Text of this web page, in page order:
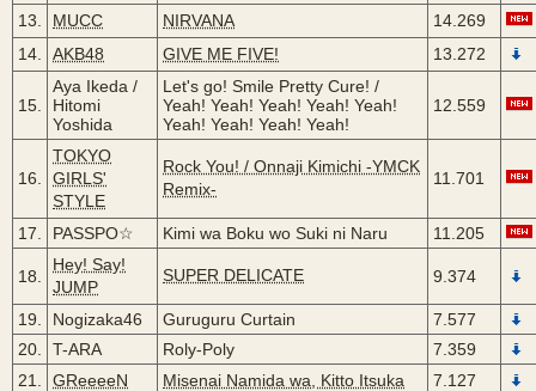
13. MUCC NIRVANA
14.269
14.
AKB48 GIVE ME FIVE! 13.272
15.
Aya Ikeda /
Hitomi
Yoshida
Let's go! Smile Pretty Cure! /
Yeah! Yeah! Yeah! Yeah! Yeah!
Yeah! Yeah! Yeah! Yeah!
12.559
16.
TOKYO
GIRLS'
STYLE
Rock You! / Onnaji Kimichi -YMCK
Remix-
11.701
17. PASSPO☆ Kimi wa Boku wo Suki ni Naru 11.205
18.
Hey! Say!
JUMP
SUPER DELICATE 9.374
19. Nogizaka46 Guruguru Curtain
7.577
20.
T-ARA Roly-Poly
7.359
21.
GReeeeN Misenai Namida wa, Kitto Itsuka 7.127